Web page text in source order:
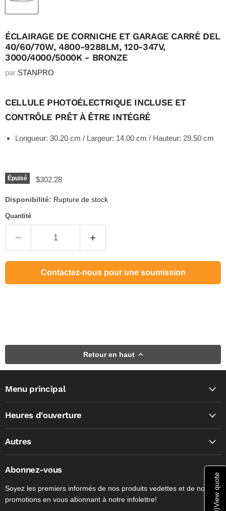
ÉCLAIRAGE DE CORNICHE ET GARAGE CARRÉ DEL
40/60/70W, 4800-9288LM, 120-347V,
3000/4000/5000K - BRONZE
par STANPRO
CELLULE PHOTOÉLECTRIQUE INCLUSE ET
CONTRÔLE PRÊT À ÊTRE INTÉGRÉ
Longueur: 30.20 cm / Largeur: 14.00 cm / Hauteur: 29.50 cm
Épuisé Prix actuel
$302.28
Disponibilité: Rupture de stock
Quantité
Contactez-nous pour une soumission
Retour en haut
Menu principal
Heures d'ouverture
Autres
Abonnez-vous
Soyez les premiers informés de nos produits vedettes et de nos
promotions en vous abonnant à notre infolettre!
)
View quote